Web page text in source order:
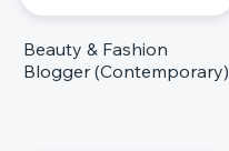
Beauty & Fashion
Blogger (Contemporary)